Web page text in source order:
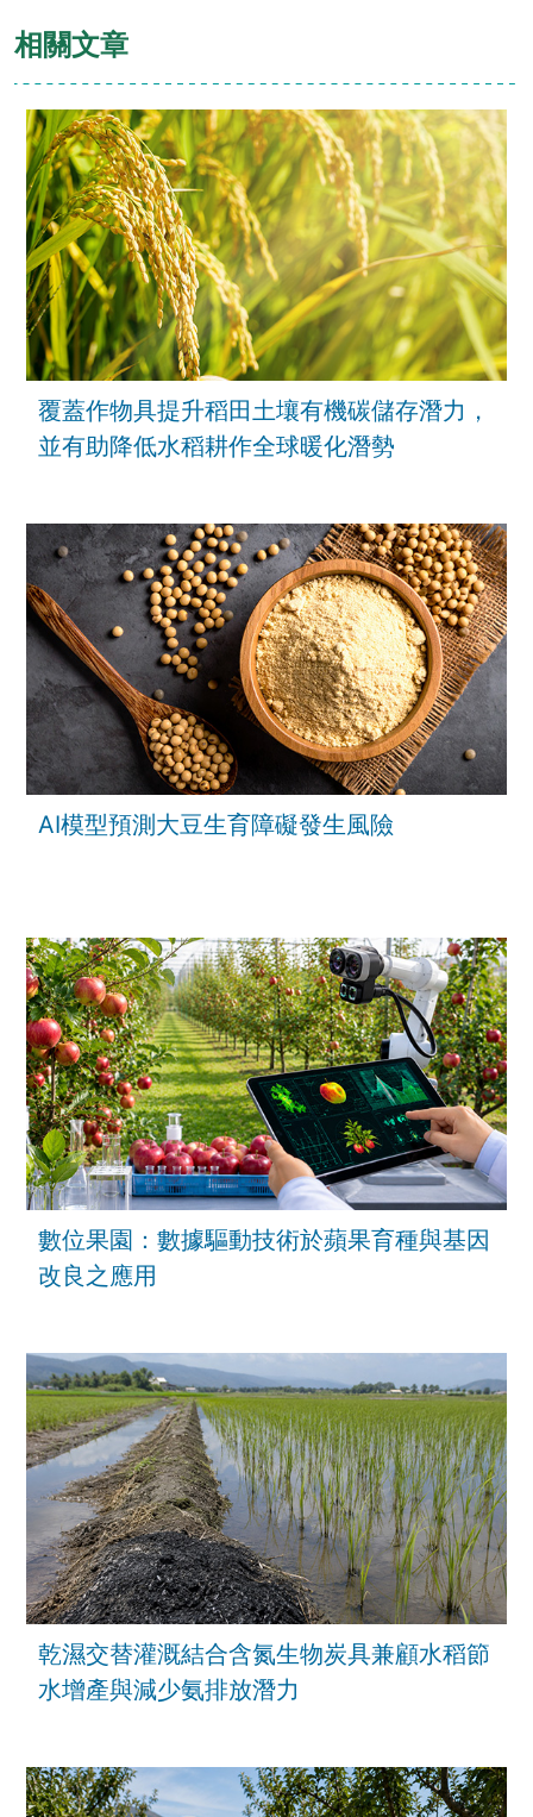
相關文章
覆蓋作物具提升稻田土壤有機碳儲存潛力，
並有助降低水稻耕作全球暖化潛勢
AI模型預測大豆生育障礙發生風險
數位果園：數據驅動技術於蘋果育種與基因
改良之應用
乾濕交替灌溉結合含氮生物炭具兼顧水稻節
水增產與減少氨排放潛力